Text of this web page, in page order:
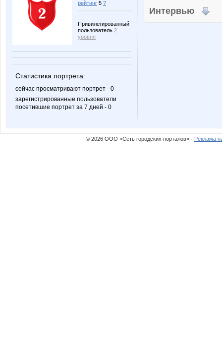
рейтинг 5 ?
Привилегированный
пользователь 2
уровня
Статистика портрета:
сейчас просматривают портрет - 0
зарегистрированные пользователи
посетившие портрет за 7 дней - 0
Интервью
© 2026 ООО «Сеть городских порталов» · Реклама